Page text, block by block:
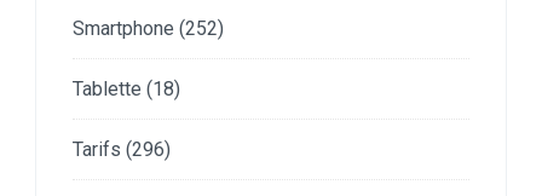
Smartphone (252)
Tablette (18)
Tarifs (296)